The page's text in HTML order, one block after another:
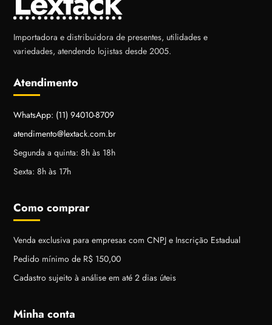
Atendimento
WhatsApp: (11) 94010-8709
atendimento@lextack.com.br
Segunda a quinta: 8h às 18h
Sexta: 8h às 17h
Como comprar
Venda exclusiva para empresas com CNPJ e Inscrição Estadual
Pedido mínimo de R$ 150,00
Cadastro sujeito à análise em até 2 dias úteis
Minha conta
Importadora e distribuidora de presentes, utilidades e
variedades, atendendo lojistas desde 2005.